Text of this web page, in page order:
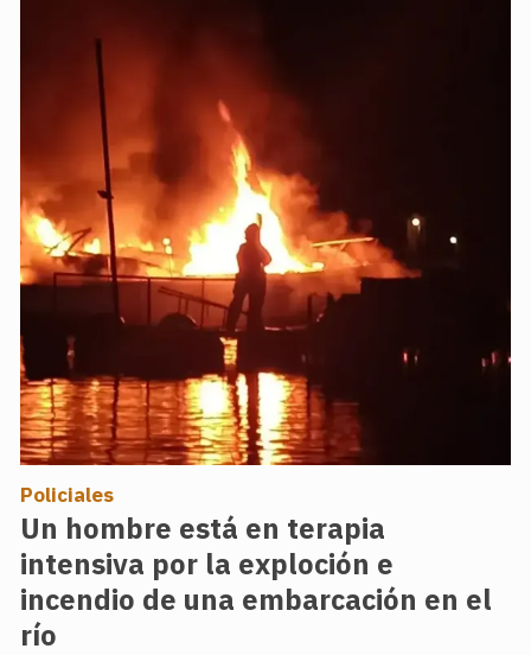
Un hombre está en terapia
intensiva por la exploción e
incendio de una embarcación en el
río
Policiales